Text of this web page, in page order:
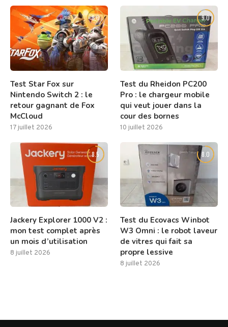
8.0
Test Star Fox sur
Nintendo Switch 2 : le
retour gagnant de Fox
McCloud
17 juillet 2026
9.0
Test du Rheidon PC200
Pro : le chargeur mobile
qui veut jouer dans la
cour des bornes
10 juillet 2026
8.5
Jackery Explorer 1000 V2 :
mon test complet après
un mois d’utilisation
8 juillet 2026
8.0
Test du Ecovacs Winbot
W3 Omni : le robot laveur
de vitres qui fait sa
propre lessive
8 juillet 2026